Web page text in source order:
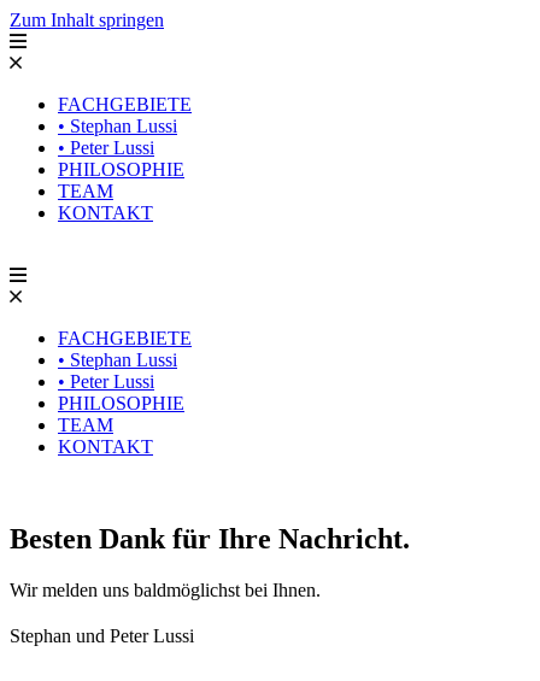
Zum Inhalt springen
FACHGEBIETE
• Stephan Lussi
• Peter Lussi
PHILOSOPHIE
TEAM
KONTAKT
FACHGEBIETE
• Stephan Lussi
• Peter Lussi
PHILOSOPHIE
TEAM
KONTAKT
Besten Dank für Ihre Nachricht.
Wir melden uns baldmöglichst bei Ihnen.
Stephan und Peter Lussi